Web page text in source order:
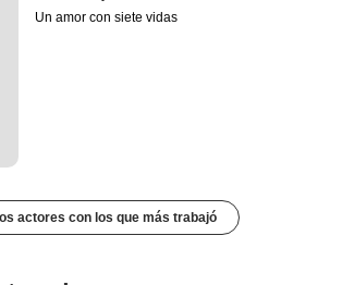
Un amor con siete vidas
actores con los que más trabajó